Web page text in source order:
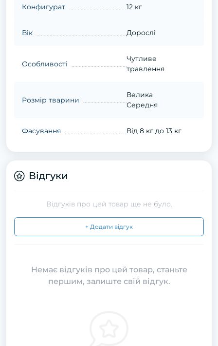
Конфигурат 12 кг
Вік Дорослі
Особливості
Чутливе
травлення
Розмір тварини
Велика
Середня
Фасування Від 8 кг до 13 кг
Відгуки
Відгуків про цей товар ще не було.
+ Додати відгук
Немає відгуків про цей товар, станьте
першим, залиште свій відгук.